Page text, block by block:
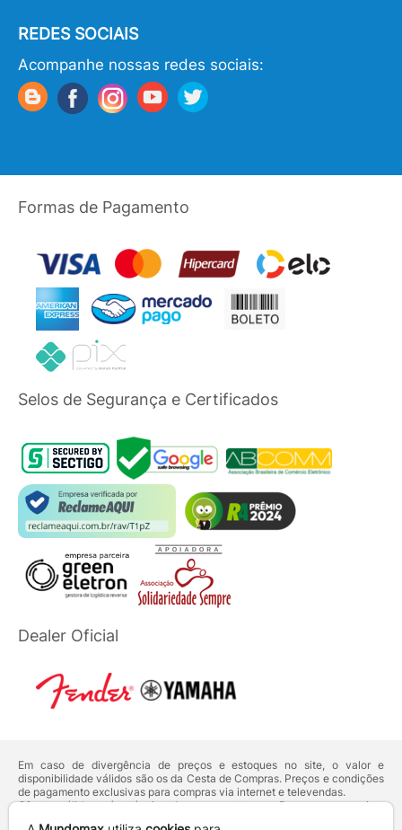
REDES SOCIAIS
Acompanhe nossas redes sociais:
Formas de Pagamento
Selos de Segurança e Certificados
Dealer Oficial
Em caso de divergência de preços e estoques no site, o valor e
disponibilidade válidos são os da Cesta de Compras. Preços e condições
de pagamento exclusivas para compras via internet e televendas.
Ofertas válidas até o término de nossos estoques. Para compras acima